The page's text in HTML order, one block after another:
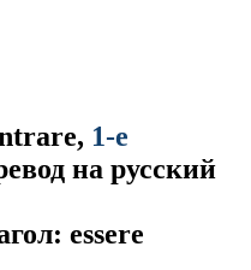
, 1-е
essere